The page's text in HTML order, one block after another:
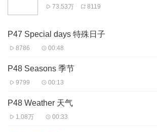
扫码购买：
73.53万 8119
P47 Special days 特殊日子
8786 00:48
P48 Seasons 季节
9799 00:13
P48 Weather 天气
1.08万 00:33